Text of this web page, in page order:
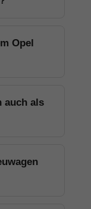
Opel
auch als